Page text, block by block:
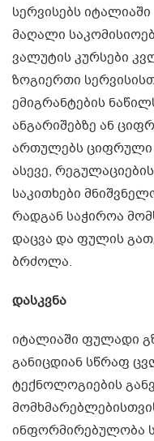
სერვისებს
მაღალი
ვალუტის კურსები
ზოგიერთი
ემიგრანტების
ანგარიშებზე ან
ართულებს ციფრული
ასევე,
საკითხები
რადგან საჭიროა
დაცვა და ფულის
ბრძოლა.
დასკვნა
იტალიაში ფულადი
განიცდიან სწრაფ
ტექნოლოგიების
ინფორმირებულობა